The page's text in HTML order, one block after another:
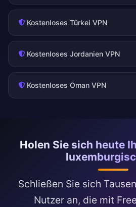
Kostenloses Türkei VPN
Kostenloses Jordanien VPN
Kostenloses Oman VPN
Holen Sie sich heute
Schließen Sie sich
Nutzer an, die mit